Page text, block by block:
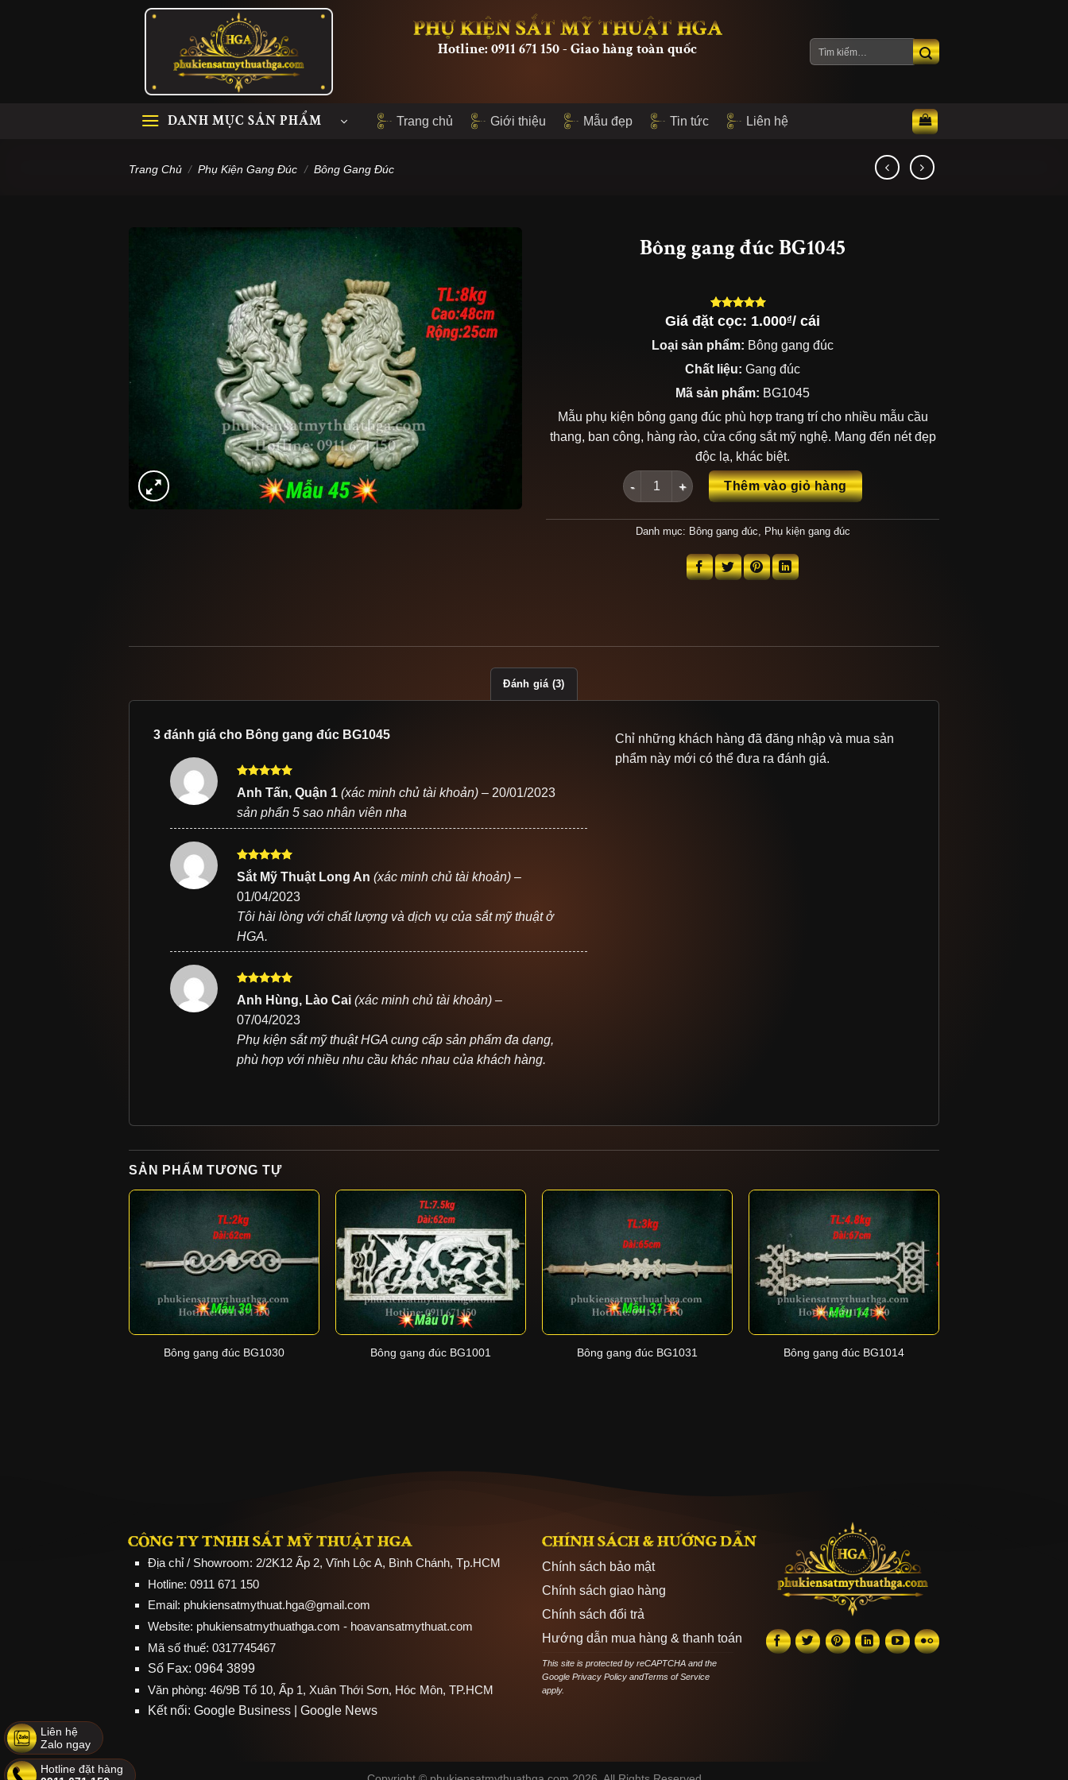
PHỤ KIỆN SẮT MỸ THUẬT HGA
Hotline: 0911 671 150 - Giao hàng toàn quốc
Tìm
kiếm:
DANH MỤC SẢN PHẨM Trang chủ Giới thiệu Mẫu đẹp Tin tức Liên hệ
Trang Chủ / Phụ Kiện Gang Đúc / Bông Gang Đúc
Bông gang đúc BG1045
5.00trên 5
3
đánh giá
Giá đặt cọc: 1.000₫/ cái
Loại sản phẩm: Bông gang đúc
Chất liệu: Gang đúc
Mã sản phẩm: BG1045
Mẫu phụ kiện bông gang đúc phù hợp trang trí cho nhiều mẫu cầu
thang, ban công, hàng rào, cửa cổng sắt mỹ nghệ. Mang đến nét đẹp
độc lạ, khác biệt.
Bông gang đúc BG1045 số lượng
Thêm vào giỏ hàng
Danh mục: Bông gang đúc, Phụ kiện gang đúc
Đánh giá (3)
3 đánh giá cho Bông gang đúc BG1045
Được xếp
sao
Anh Tấn, Quận 1 (xác minh chủ tài khoản) – 20/01/2023
sản phẩn 5 sao nhân viên nha
Được xếp
55
sao
Sắt Mỹ Thuật Long An (xác minh chủ tài khoản) –
01/04/2023
Tôi hài lòng với chất lượng và dịch vụ của sắt mỹ thuật ở
HGA.
Được xếp
sao
Anh Hùng, Lào Cai (xác minh chủ tài khoản) –
07/04/2023
Phụ kiện sắt mỹ thuật HGA cung cấp sản phẩm đa dạng,
phù hợp với nhiều nhu cầu khác nhau của khách hàng.
Chỉ những khách hàng đã đăng nhập và mua sản
phẩm này mới có thể đưa ra đánh giá.
SẢN PHẨM TƯƠNG TỰ
Bông gang đúc BG1030 Bông gang đúc BG1001 Bông gang đúc BG1031 Bông gang đúc BG1014
CÔNG TY TNHH SẮT MỸ THUẬT HGA
Địa chỉ / Showroom: 2/2K12 Ấp 2, Vĩnh Lộc A, Bình Chánh, Tp.HCM
Hotline: 0911 671 150
Email: phukiensatmythuat.hga@gmail.com
Website: phukiensatmythuathga.com - hoavansatmythuat.com
Mã số thuế: 0317745467
Số Fax: 0964 3899
Văn phòng: 46/9B Tổ 10, Ấp 1, Xuân Thới Sơn, Hóc Môn, TP.HCM
Kết nối:Google Business |Google News
CHÍNH SÁCH & HƯỚNG DẪN
Chính sách bảo mật
Chính sách giao hàng
Chính sách đổi trả
Hướng dẫn mua hàng & thanh toán
This site is protected by reCAPTCHA and the
Google Privacy PolicyandTerms of Service
apply.
Liên hệ
Zalo ngay
Hotline đặt hàng